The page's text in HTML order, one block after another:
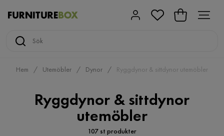
Hem Utemöbler Dynor Ryggdynor & sittdynor utemöbler
Ryggdynor & sittdynor
utemöbler
107 st produkter